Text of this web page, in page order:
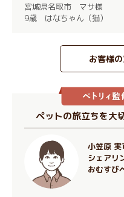
宮城県名取市 マサ様
9歳 はなちゃん（猫）
お客様
ペットの旅立ちを大
小笠原 実
シェアリ
おむすび